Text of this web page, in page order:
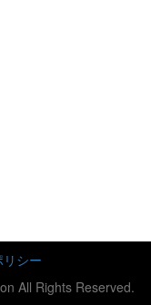
シー
All Rights Reserved.